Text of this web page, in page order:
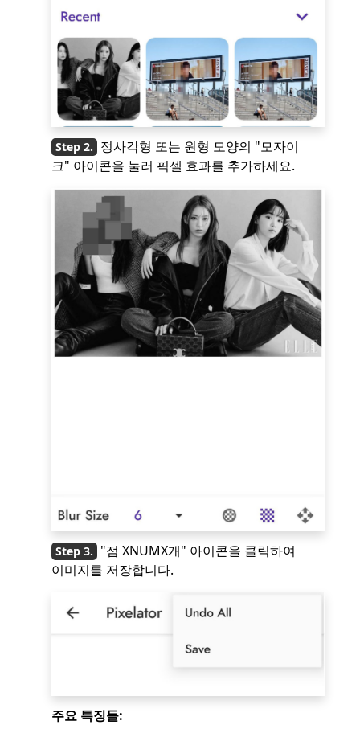
정사각형 또는 원형 모양의 "모자이
크" 아이콘을 눌러 픽셀 효과를 추가하세요.
"점 XNUMX개" 아이콘을 클릭하여
이미지를 저장합니다.
주요 특징들: